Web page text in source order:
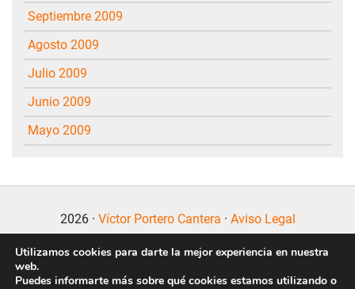
septiembre 2009
agosto 2009
julio 2009
junio 2009
mayo 2009
2026 · Víctor Portero Cantera · Aviso Legal
Utilizamos cookies para darte la mejor experiencia en nuestra
web.
Puedes informarte más sobre qué cookies estamos utilizando o